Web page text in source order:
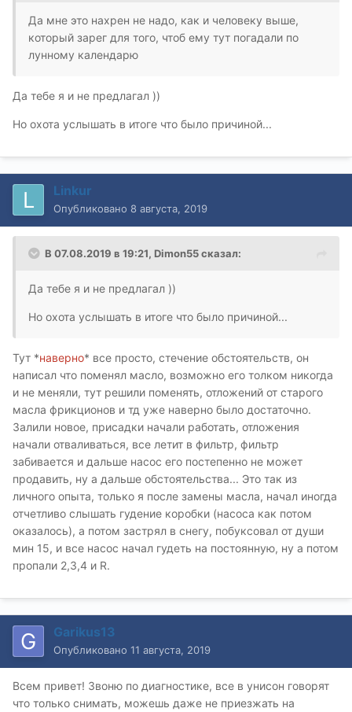
Да мне это нахрен не надо, как и человеку выше,
который зарег для того, чтоб ему тут погадали по
лунному календарю
Да тебе я и не предлагал ))
Но охота услышать в итоге что было причиной...
Linkur
Опубликовано 8 августа, 2019
В 07.08.2019 в 19:21, Dimon55сказал:
Да тебе я и не предлагал ))
Но охота услышать в итоге что было причиной...
Тут *наверно* все просто, стечение обстоятельств, он
написал что поменял масло, возможно его толком никогда
и не меняли, тут решили поменять, отложений от старого
масла фрикционов и тд уже наверно было достаточно.
Залили новое, присадки начали работать, отложения
начали отваливаться, все летит в фильтр, фильтр
забивается и дальше насос его постепенно не может
продавить, ну а дальше обстоятельства... Это так из
личного опыта, только я после замены масла, начал иногда
отчетливо слышать гудение коробки (насоса как потом
оказалось), а потом застрял в снегу, побуксовал от души
мин 15, и все насос начал гудеть на постоянную, ну а потом
пропали 2,3,4 и R.
Garikus13
Опубликовано 11 августа, 2019
Всем привет! Звоню по диагностике, все в унисон говорят
что только снимать, можешь даже не приезжать на